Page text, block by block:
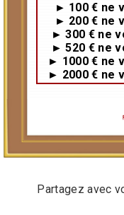
► 100 € ne
► 200 € ne
► 300 € ne
► 520 € ne
► 1000 € ne
► 2000 € ne
Partagez avec